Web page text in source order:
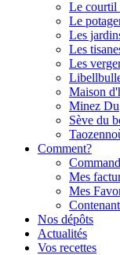
Le courtil
Le
Les
Les
Les
Maison
Minez Du
Sève du
Comment?
Mes
Mes
Nos dépôts
Actualités
Vos recettes